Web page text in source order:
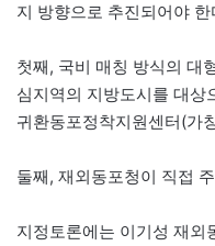
지 방향으로 추진되어야
첫째, 국비 매칭 방식의 대
심지역의 지방도시를 대상
귀환동포정착지원센터(가
둘째, 재외동포청이 직접
지정토론에는 이기성 재외